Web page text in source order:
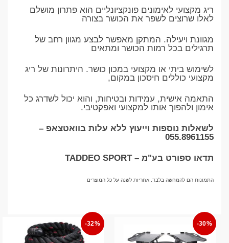
ריג מקצועי לאימונים פונקציונליים הוא פתרון מושלם
לאלו שרוצים לשפר את הכושר בצורה
מגוונת ויעילה. המתקן מאפשר לבצע מגוון רחב של
תרגילים בכל רמות הכושר ומתאים
לשימוש ביתי או מקצועי במכון כושר. היתרונות של ריג
מקצועי כוללים חיסכון במקום,
התאמה אישית, עמידות ובטיחות, והוא יכול לשדרג כל
אימון ולהפוך אותו למקצועי ואפקטיבי.
לשאלות נוספות וייעוץ ללא עלות בוואטצאפ –
055.8961155
תדאו ספורט בע"מ – TADDEO SPORT
התמונות הם להמחשה בלבד, אחריות לשנה על כל המוצרים
-30%
-32%